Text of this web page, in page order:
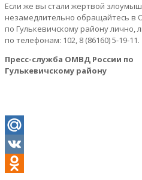
Если же вы стали жертвой
незамедлительно обращайтесь в
по Гулькевичскому району лично,
по телефонам: 102, 8 (86160) 5-19-11.
Пресс-служба ОМВД России по
Гулькевичскому району
Mail.Ru
VK